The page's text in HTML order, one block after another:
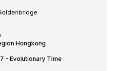
Hongkong
- Evolutionary Time